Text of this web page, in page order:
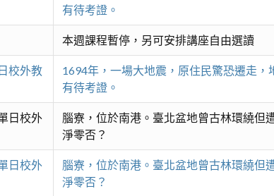
有待考證。
本週課程暫停，另可安排講座自由選讀
校外教
1694年，一場大地震，原住民驚恐遷走
有待考證。
日校外
腦寮，位於南港。臺北盆地曾古林環繞但
淨零否？
日校外
腦寮，位於南港。臺北盆地曾古林環繞但
淨零否？